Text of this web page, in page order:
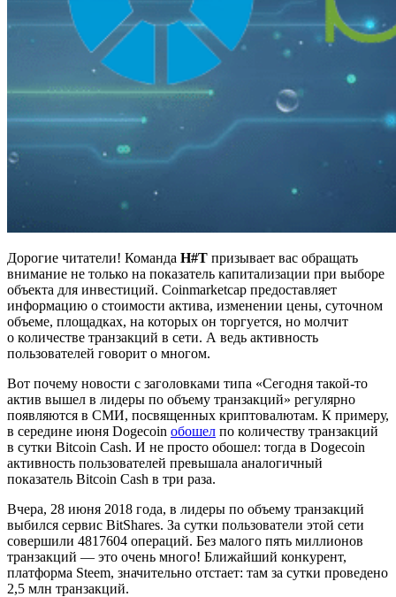
Дорогие читатели! Команда H#T призывает вас обращать
внимание не только на показатель капитализации при выборе
объекта для инвестиций. Coinmarketcap предоставляет
информацию о стоимости актива, изменении цены, суточном
объеме, площадках, на которых он торгуется, но молчит
о количестве транзакций в сети. А ведь активность
пользователей говорит о многом.
Вот почему новости с заголовками типа «Сегодня такой-то
актив вышел в лидеры по объему транзакций» регулярно
появляются в СМИ, посвященных криптовалютам. К примеру,
в середине июня Dogecoin обошел по количеству транзакций
в сутки Bitcoin Cash. И не просто обошел: тогда в Dogecoin
активность пользователей превышала аналогичный
показатель Bitcoin Cash в три раза.
Вчера, 28 июня 2018 года, в лидеры по объему транзакций
выбился сервис BitShares. За сутки пользователи этой сети
совершили 4817604 операций. Без малого пять миллионов
транзакций — это очень много! Ближайший конкурент,
платформа Steem, значительно отстает: там за сутки проведено
2,5 млн транзакций.